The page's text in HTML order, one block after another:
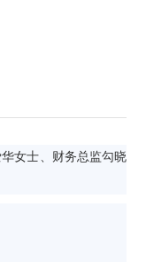
女士、财务总监勾晓